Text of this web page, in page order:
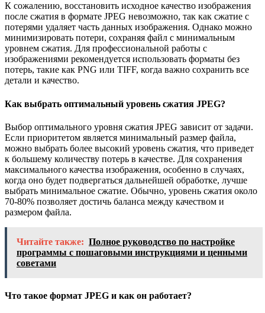
К сожалению, восстановить исходное качество изображения
после сжатия в формате JPEG невозможно, так как сжатие с
потерями удаляет часть данных изображения. Однако можно
минимизировать потери, сохраняя файл с минимальным
уровнем сжатия. Для профессиональной работы с
изображениями рекомендуется использовать форматы без
потерь, такие как PNG или TIFF, когда важно сохранить все
детали и качество.
Как выбрать оптимальный уровень сжатия JPEG?
Выбор оптимального уровня сжатия JPEG зависит от задачи.
Если приоритетом является минимальный размер файла,
можно выбрать более высокий уровень сжатия, что приведет
к большему количеству потерь в качестве. Для сохранения
максимального качества изображения, особенно в случаях,
когда оно будет подвергаться дальнейшей обработке, лучше
выбрать минимальное сжатие. Обычно, уровень сжатия около
70-80% позволяет достичь баланса между качеством и
размером файла.
Читайте также: Полное руководство по настройке
программы с пошаговыми инструкциями и ценными
советами
Что такое формат JPEG и как он работает?